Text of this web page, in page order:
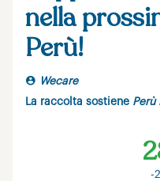
nella
Perù!
Wecare
La raccolta sostiene Perù
-